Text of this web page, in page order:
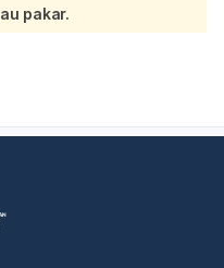
perut bawah, dan tidak
tidak berbahaya. Namun,
berulang terus, disertai
pakar.